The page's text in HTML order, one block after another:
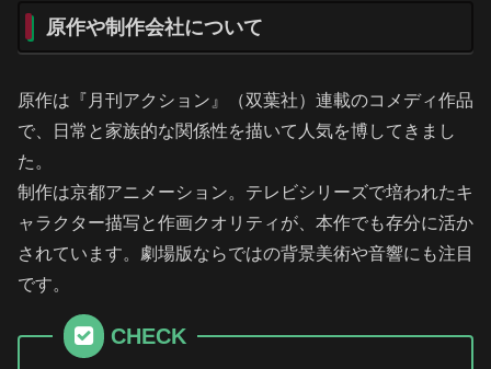
原作や制作会社について
原作は『月刊アクション』（双葉社）連載のコメディ作品
で、日常と家族的な関係性を描いて人気を博してきまし
た。
制作は京都アニメーション。テレビシリーズで培われたキ
ャラクター描写と作画クオリティが、本作でも存分に活か
されています。劇場版ならではの背景美術や音響にも注目
です。
CHECK